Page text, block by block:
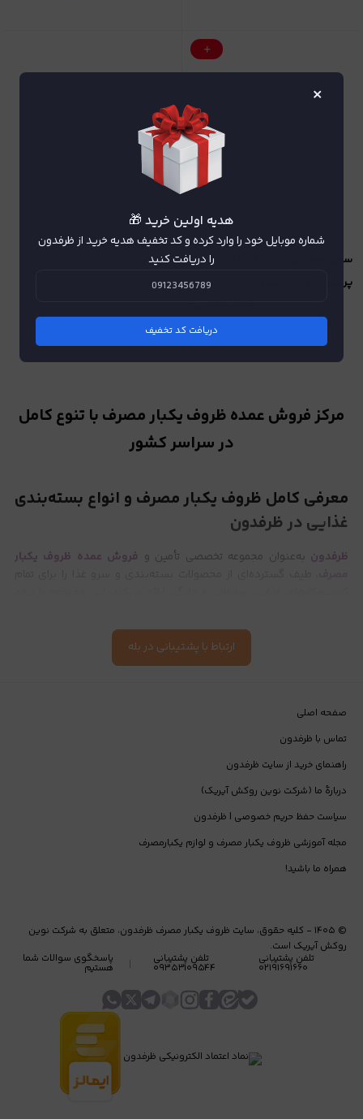
سینی مقوایی شیرینگ غذا تک
پرسی بیرون بر رستورانی
مرکز فروش عمده ظروف یکبار مصرف با تنوع کامل
در سراسر کشور
معرفی کامل ظروف یکبار مصرف و انواع بسته‌بندی
غذایی در ظرفدون
ظرفدون به‌عنوان مجموعه تخصصی تأمین و فروش عمده ظروف یکبار
کترینگ‌ها،فست‌فودها،قنادی‌ها
فروشگاه‌های عمده‌فروشی و مصرف‌کنندگان خرد ساده‌تر کرده است.
خورشتی، نوشیدنی، دسر و سالاد قابل استفاده هستند.
استانداردهای کیفیت و ایمنی ظروف یکبار مصرف
استفاده ازظروف یکبار مصرف استاندارد
مصرف‌کننده، کیفیت غذا و بهبود تجربه مشتری دارد.
ویژگی‌های کلیدی کیفیت
● تولید با مواد اولیه درجه یک
فاقد مواد مضر(BPA Free)
● مناسب تماس مستقیم با غذا
مزایای رعایت استاندارد
ظروف استاندارد باعث حفظ طعم واقعی غذا، جلوگیری از نشتی، بهداشت
ارتباط با پشتیبانی در بله
صفحه اصلی
تماس با ظرفدون
راهنمای خرید از سایت ظرفدون
دربارۀ ما (شرکت نوین روکش آیریک)
سیاست حفظ حریم خصوصی | ظرفدون
مجله آموزشی ظروف یکبار مصرف و لوازم یکبارمصرف
همراه ما باشید!
© ۱۴۰۵ - کلیه حقوق، سایت ظروف یکبار مصرف ظرفدون، متعلق به شرکت نوین
روکش آیریک است.
تلفن پشتیبانی
۰۲۱۹۱۶۹۱۶۶۰
تلفن پشتیبانی
۰۹۳۵۳۱۰۹۵۴۴
پاسخگوی سوالات شما
هستیم
×
هدیه اولین خرید 🎁
شماره موبایل خود را وارد کرده و کد تخفیف هدیه خرید از ظرفدون
را دریافت کنید
دریافت کد تخفیف